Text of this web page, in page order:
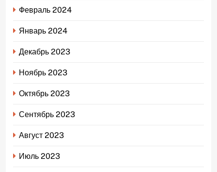
Февраль 2024
Январь 2024
Декабрь 2023
Ноябрь 2023
Октябрь 2023
Сентябрь 2023
Август 2023
Июль 2023